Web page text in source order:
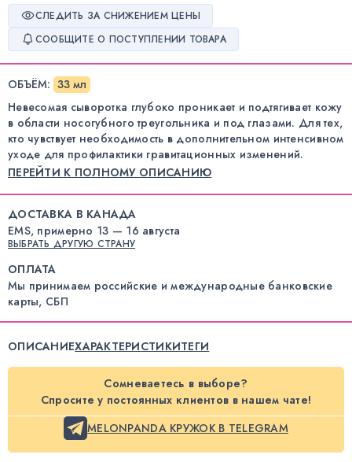
СЛЕДИТЬ ЗА СНИЖЕНИЕМ ЦЕНЫ
СООБЩИТЕ О ПОСТУПЛЕНИИ ТОВАРА
ОБЪЁМ: 33 мл
Невесомая сыворотка глубоко проникает и подтягивает кожу
в области носогубного треугольника и под глазами. Для тех,
кто чувствует необходимость в дополнительном интенсивном
уходе для профилактики гравитационных изменений.
ПЕРЕЙТИ К ПОЛНОМУ ОПИСАНИЮ
ДОСТАВКА В КАНАДА
EMS, примерно 13 — 16 августа
ВЫБРАТЬ ДРУГУЮ СТРАНУ
ОПЛАТА
Мы принимаем российские и международные банковские
карты, СБП
ОПИСАНИЕХАРАКТЕРИСТИКИТЕГИ
Сомневаетесь в выборе?
Спросите у постоянных клиентов в нашем чате!
MELONPANDA КРУЖОК В TELEGRAM